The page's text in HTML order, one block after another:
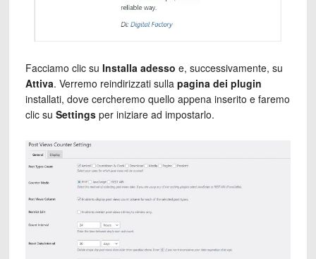
Facciamo clic su Installa adesso e, successivamente, su
Attiva. Verremo reindirizzati sulla pagina dei plugin
installati, dove cercheremo quello appena inserito e faremo
clic su Settingsper iniziare ad impostarlo.